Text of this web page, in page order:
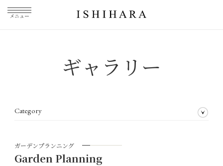
メニュー
ギャラリー
Category
ガーデンプランニング
Garden Planning